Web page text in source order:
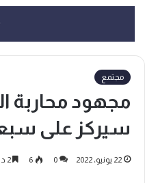
مجتمع
مجهود محاربة
سيركز على
22 يونيو، 2022 0
6